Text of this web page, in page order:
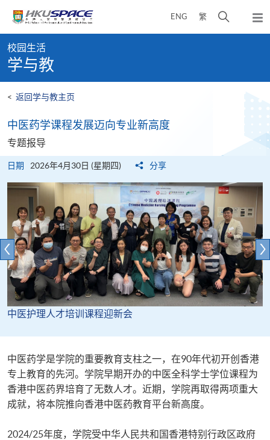
content
ENG 繁
开
弹
出
content
start
校园生活
学与教
< 返回学与教主页
​​中医药学课程发展迈向​​专业新高度​
专题报导
日期 2026年4月30日 (星期四) 分享
中医护理人才培训课程迎新会
​​中医药学是学院的重要教育支柱之一，在90年代初开创香港
专上教育的先河。学院早期开办的中医全科学士学位课程为
香港中医药界培育了无数人才。近期，学院再取得两项重大
成就，将本院推向香港中医药教育平台新高度。​
​​2024/25年度，学院受中华人民共和国香港特别行政区政府